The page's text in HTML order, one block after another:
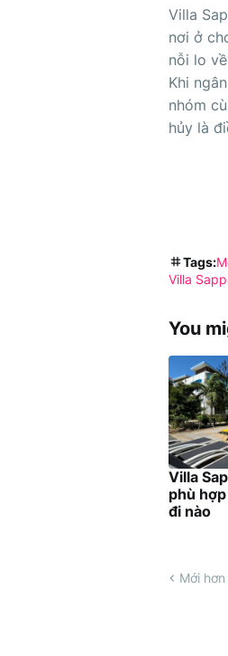
Villa
nơi ở
nỗi lo
Khi
nhóm
hủy là
Tags:
Villa
You
Villa
phù
đi nào
Mới hơn